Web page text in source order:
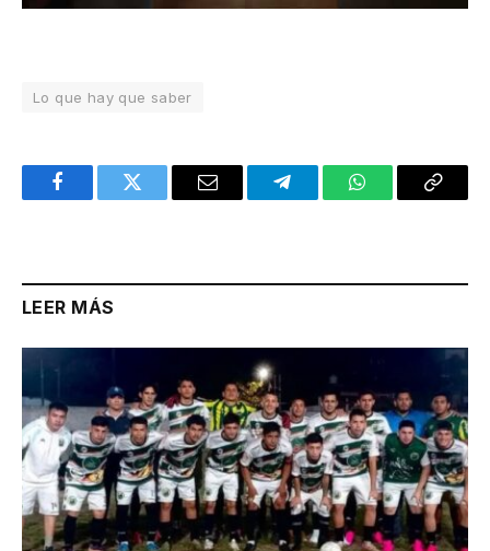
Lo que hay que saber
FacebookTwitter Email TelegramWhatsAppCopy
LEER MÁS